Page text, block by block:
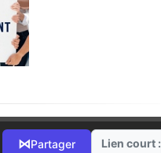
⋈Partager Lien court :